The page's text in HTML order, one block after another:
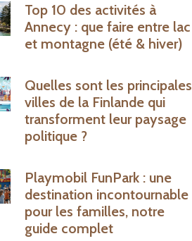
Top 10 des activités à
Annecy : que faire entre lac
et montagne (été & hiver)
Quelles sont les principales
villes de la Finlande qui
transforment leur paysage
politique ?
Playmobil FunPark : une
destination incontournable
pour les familles, notre
guide complet